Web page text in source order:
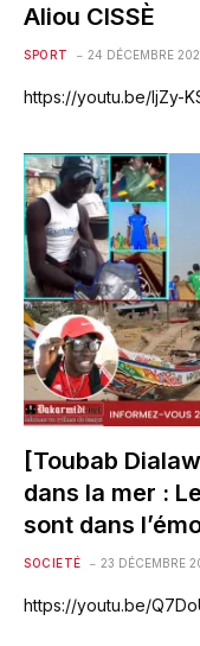
Aliou CISSÈ
SPORT 24 DÉCEMBRE
https://youtu.be/IjZy-
[Toubab
dans la mer :
sont dans
SOCIETÉ 23 DÉCEMBRE
https://youtu.be/